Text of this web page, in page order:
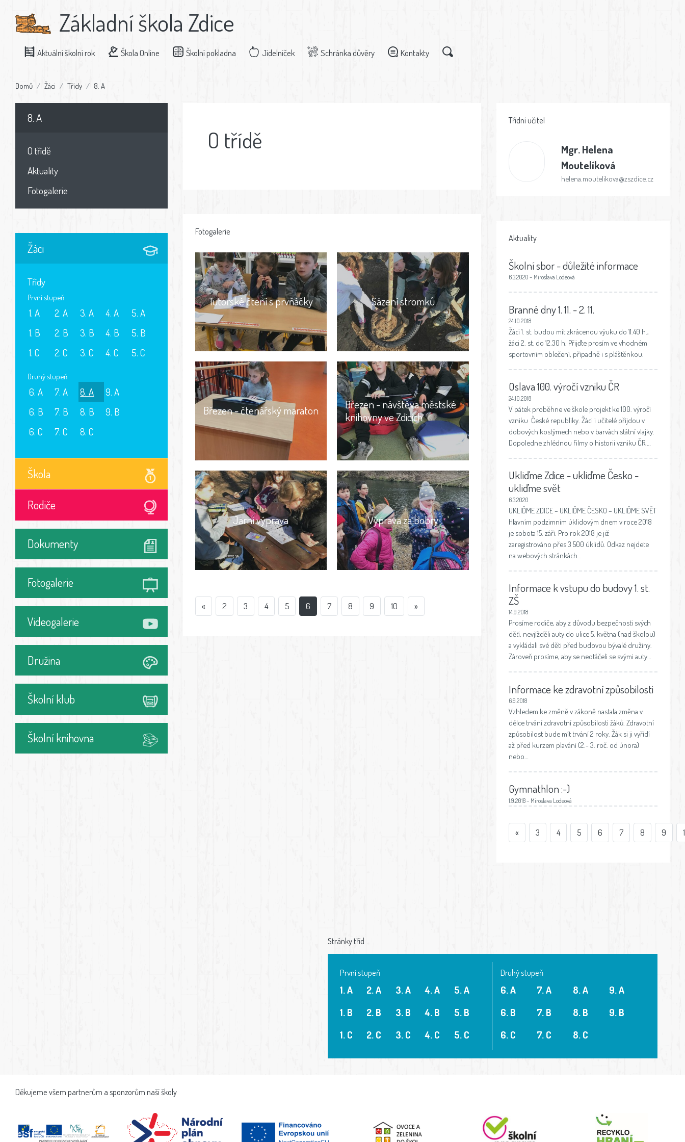
Základní škola Zdice
Aktuální školní rok Škola Online Školní pokladna Jídelníček Schránka důvěry Kontakty
Domů Žáci Třídy 8. A
8. A
O třídě
Aktuality
Fotogalerie
Žáci
Třídy
První stupeň
1. A
1. B
1. C
2. A
2. B
2. C
3. A
3. B
3. C
4. A
4. B
4. C
5. A
5. B
5. C
Druhý stupeň
6. A
6. B
6. C
7. A
7. B
7. C
8. A
8. B
8. C
9. A
9. B
Škola
Rodiče
Dokumenty
Fotogalerie
Videogalerie
Družina
Školní klub
Školní knihovna
O třídě
Fotogalerie
Tutorské čtení s prvňáčky Sázení stromků
Březen - čtenářský maraton
Březen - návštěva městské
knihovny ve Zdicích
Jarní výprava Výprava za bobry
« 2 3 4 5 6 7 8 9 10 »
Třídní učitel
Mgr.Helena
Moutelíková
helena.moutelikova@zszdice.cz
Aktuality
Školní sbor - důležité informace
6.3.2020 – Miroslava Lodeová
Branné dny 1. 11. - 2. 11.
24.10.2018
Žáci 1. st. budou mít zkrácenou výuku do 11.40 h.,
žáci 2. st. do 12.30 h. Přijďte prosím ve vhodném
sportovním oblečení, případně i s pláštěnkou.
Oslava 100. výročí vzniku ČR
24.10.2018
V pátek proběhne ve škole projekt ke 100. výročí
vzniku České republiky. Žáci i učitelé přijdou v
dobových kostýmech nebo v barvách státní vlajky.
Dopoledne zhlédnou filmy o historii vzniku ČR,…
Ukliďme Zdice - ukliďme Česko -
ukliďme svět
6.3.2020
UKLIĎME ZDICE – UKLIĎME ČESKO – UKLIĎME SVĚT
Hlavním podzimním úklidovým dnem v roce 2018
je sobota 15. září. Pro rok 2018 je již
zaregistrováno přes 3 500 úklidů. Odkaz nejdete
na webových stránkách…
Informace k vstupu do budovy 1. st.
ZŠ
14.9.2018
Prosíme rodiče, aby z důvodu bezpečnosti svých
dětí, nevjížděli auty do ulice 5. května (nad školou)
a vykládali své děti před budovou bývalé družiny.
Zároveň prosíme, aby se neotáčeli se svými auty…
Informace ke zdravotní způsobilosti
6.9.2018
Vzhledem ke změně v zákoně nastala změna v
délce trvání zdravotní způsobilosti žáků. Zdravotní
způsobilost bude mít trvání 2 roky. Žák si ji vyřídí
až před kurzem plavání (2.- 3. roč. od února)
nebo…
Gymnathlon :-)
1.9.2018 – Miroslava Lodeová
« 3 4 5 6 7 8 9
Stránky tříd
První stupeň
1. A
1. B
1. C
2. A
2. B
2. C
3. A
3. B
3. C
4. A
4. B
4. C
5. A
5. B
5. C
Druhý stupeň
6. A
6. B
6. C
7. A
7. B
7. C
8. A
8. B
8. C
9. A
9. B
Děkujeme všem partnerům a sponzorům naší školy